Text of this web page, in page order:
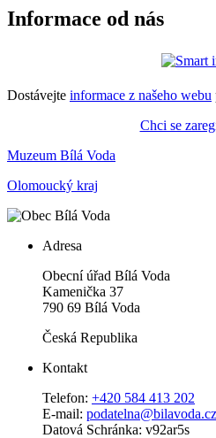
Informace od nás
Dostávejte informace z našeho webu
Chci se
Muzeum Bílá Voda
Olomoucký kraj
Adresa
Obecní úřad Bílá Voda
Kamenička 37
790 69 Bílá Voda
Česká Republika
Kontakt
Telefon: +420 584 413 202
E-mail: podatelna@bilavoda.cz
Datová Schránka: v92ar5s